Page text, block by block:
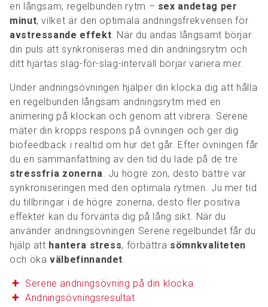
en långsam, regelbunden rytm – sex andetag per
minut, vilket är den optimala andningsfrekvensen för
avstressande effekt. När du andas långsamt börjar
din puls att synkroniseras med din andningsrytm och
ditt hjärtas slag-för-slag-intervall börjar variera mer.
Under andningsövningen hjälper din klocka dig att hålla
en regelbunden långsam andningsrytm med en
animering på klockan och genom att vibrera. Serene
mäter din kropps respons på övningen och ger dig
biofeedback i realtid om hur det går. Efter övningen får
du en sammanfattning av den tid du lade på de tre
stressfria zonerna. Ju högre zon, desto bättre var
synkroniseringen med den optimala rytmen. Ju mer tid
du tillbringar i de högre zonerna, desto fler positiva
effekter kan du förvänta dig på lång sikt. När du
använder andningsövningen Serene regelbundet får du
hjälp att hantera stress, förbättra sömnkvaliteten
och ökavälbefinnandet.
Serene andningsövning på din klocka
Andningsövningsresultat